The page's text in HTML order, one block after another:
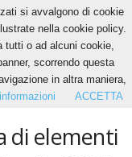
di elementi
si avvalgono di cookie
nella cookie policy.
tutti o ad alcuni cookie,
scorrendo questa
in altra maniera,
ACCETTA